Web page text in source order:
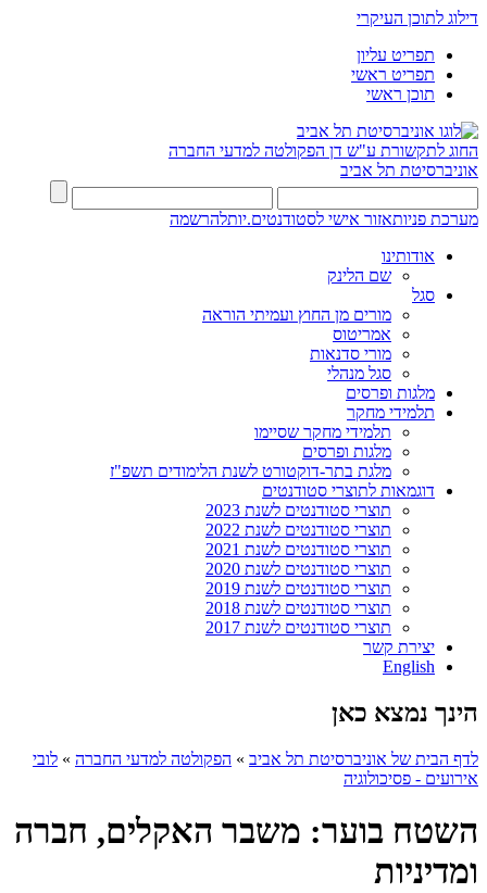
דילוג לתוכן העיקרי
תפריט עליון
תפריט ראשי
תוכן ראשי
החוג לתקשורת ע"ש דן הפקולטה למדעי החברה
אוניברסיטת תל אביב
מערכת פניותאזור אישי לסטודנטים.יותלהרשמה
אודותינו
שם הלינק
סגל
מורים מן החוץ ועמיתי הוראה
אמריטוס
מורי סדנאות
סגל מנהלי
מלגות ופרסים
תלמידי מחקר
תלמידי מחקר שסיימו
מלגות ופרסים
מלגת בתר-דוקטורט לשנת הלימודים תשפ"ז
דוגמאות לתוצרי סטודנטים
תוצרי סטודנטים לשנת 2023
תוצרי סטודנטים לשנת 2022
תוצרי סטודנטים לשנת 2021
תוצרי סטודנטים לשנת 2020
תוצרי סטודנטים לשנת 2019
תוצרי סטודנטים לשנת 2018
תוצרי סטודנטים לשנת 2017
יצירת קשר
English
הינך נמצא כאן
לדף הבית של אוניברסיטת תל אביב » הפקולטה למדעי החברה » לובי
אירועים - פסיכולוגיה
השטח בוער: משבר האקלים, חברה
ומדיניות